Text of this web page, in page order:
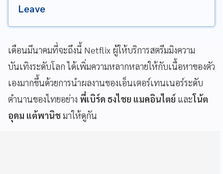
Leave
เดือนมีนาคมที่จะถึงนี้ Netflix ผู้ให้บริการสตรีมมิงความ
บันเทิงระดับโลก ได้เพิ่มความหลากหลายให้กับเนื้อหาของตัว
เองมากขึ้นด้วยการนำผลงานของเอ็นเตอร์เทนเนอร์ระดับ
ตำนานของไทยอย่าง พี่เบิร์ด ธงไชย แมคอินไตย์ และโน้ต
อุดม แต้พานิชมาให้ดูกัน